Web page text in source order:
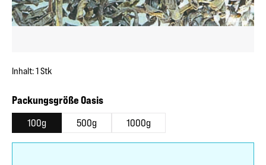
Inhalt:1 Stk
Packungsgröße Oasisauswählen
100g 500g 1000g